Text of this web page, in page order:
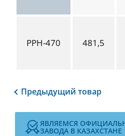
РРН-470 481,5
Предыдущий товар
ЯВЛЯЕМСЯ
ЗАВОДА В КАЗАХСТАНЕ